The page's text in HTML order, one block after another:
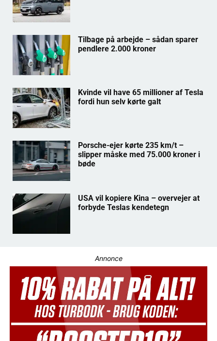
Tilbage på arbejde – sådan sparer
pendlere 2.000 kroner
Kvinde vil have 65 millioner af Tesla
fordi hun selv kørte galt
Porsche-ejer kørte 235 km/t –
slipper måske med 75.000 kroner i
bøde
USA vil kopiere Kina – overvejer at
forbyde Teslas kendetegn
Annonce